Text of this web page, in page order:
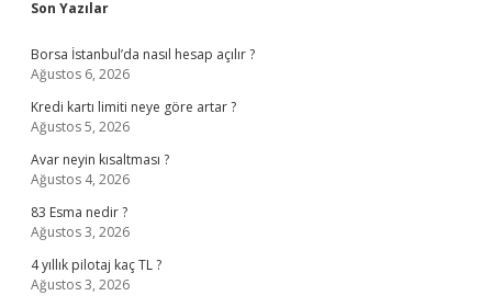
Sidebar
Son Yazılar
Borsa İstanbul’da nasıl hesap açılır ?
Ağustos 6, 2026
Kredi kartı limiti neye göre artar ?
Ağustos 5, 2026
Avar neyin kısaltması ?
Ağustos 4, 2026
83 Esma nedir ?
Ağustos 3, 2026
4 yıllık pilotaj kaç TL ?
Ağustos 3, 2026